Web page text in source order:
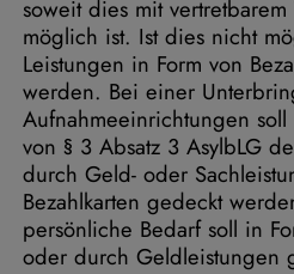
soweit dies mit
möglich ist. Ist dies nicht
Leistungen in Form von
werden. Bei einer
Aufnahmeeinrichtungen
von § 3 Absatz 3 AsylbLG
durch Geld- oder
Bezahlkarten gedeckt
persönliche Bedarf soll in
oder durch Geldleistungen